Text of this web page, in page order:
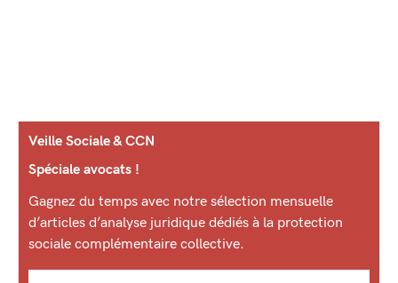
Veille Sociale & CCN
Spéciale avocats !
Gagnez du temps avec notre sélection mensuelle
d’articles d’analyse juridique dédiés à la protection
sociale complémentaire collective.